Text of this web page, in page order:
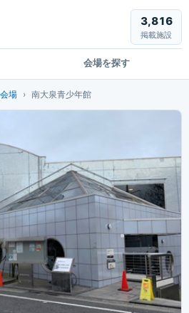
会場を探す
3,816
掲載施設
場 南大泉青少年館